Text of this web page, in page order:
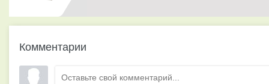
Комментарии